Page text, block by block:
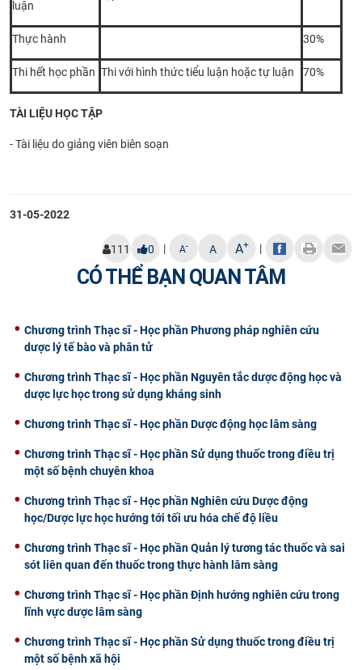
luận
Thực hành 30%
Thi hết học phần Thi với hình thức tiểu luận hoặc tự luận 70%
TÀI LIỆU HỌC TẬP
- Tài liệu do giảng viên biên soạn
31-05-2022
111 0 | A- A A+ |
CÓ THỂ BẠN QUAN TÂM
Chương trình Thạc sĩ - Học phần Phương pháp nghiên cứu
dược lý tế bào và phân tử
Chương trình Thạc sĩ - Học phần Nguyên tắc dược động học và
dược lực học trong sử dụng kháng sinh
Chương trình Thạc sĩ - Học phần Dược động học lâm sàng
Chương trình Thạc sĩ - Học phần Sử dụng thuốc trong điều trị
một số bệnh chuyên khoa
Chương trình Thạc sĩ - Học phần Nghiên cứu Dược động
học/Dược lực học hướng tới tối ưu hóa chế độ liều
Chương trình Thạc sĩ - Học phần Quản lý tương tác thuốc và sai
sót liên quan đến thuốc trong thực hành lâm sàng
Chương trình Thạc sĩ - Học phần Định hướng nghiên cứu trong
lĩnh vực dược lâm sàng
Chương trình Thạc sĩ - Học phần Sử dụng thuốc trong điều trị
một số bệnh xã hội